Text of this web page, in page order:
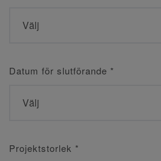
Datum för slutförande *
Projektstorlek *